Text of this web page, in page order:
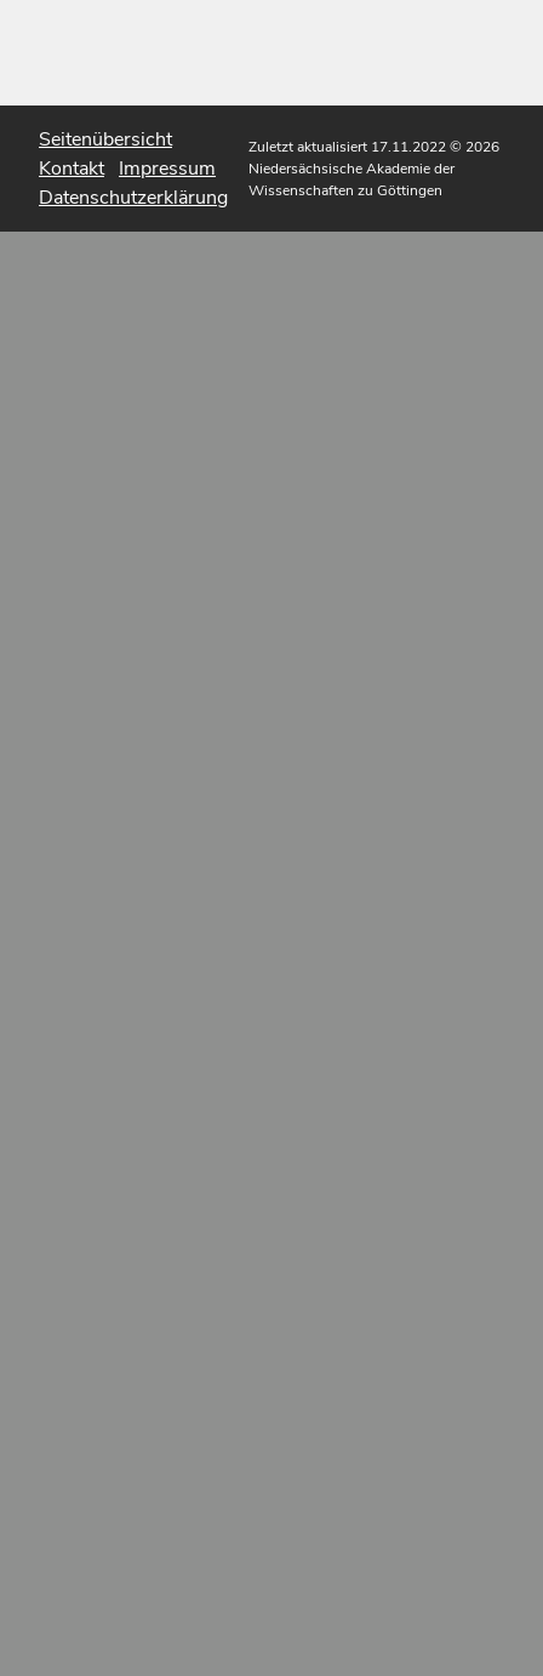
Seitenübersicht
Kontakt Impressum
Datenschutzerklärung
Zuletzt aktualisiert 17.11.2022© 2026
Niedersächsische Akademie der
Wissenschaften zu Göttingen